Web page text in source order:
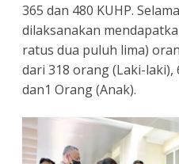
365 dan 480 KUHP.
dilaksanakan
ratus dua puluh lima)
dari 318 orang (Laki-laki),
dan1 Orang (Anak).